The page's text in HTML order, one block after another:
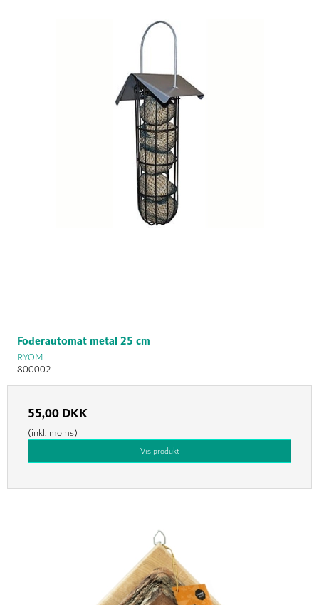
Foderautomat metal 25 cm
RYOM
800002
55,00 DKK
(inkl. moms)
Vis produkt